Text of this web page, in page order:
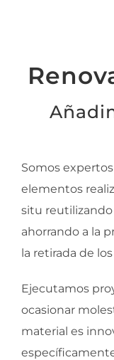
Somos
elementos
situ
ahorrando a la
la retirada de
Ejecutamos
ocasionar
material es